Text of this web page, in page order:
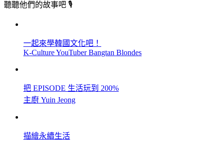
聽聽他們的故事吧 🎙
一起來學韓國文化吧！
K-Culture YouTuber Bangtan Blondes
把 EPISODE 生活玩到 200%
主廚 Yuin Jeong
描繪永續生活